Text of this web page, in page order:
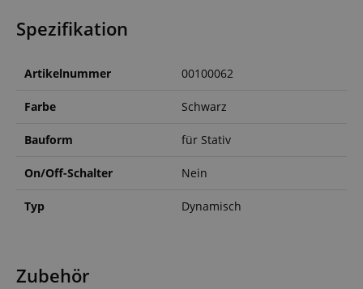
Spezifikation
Artikelnummer 00100062
Farbe Schwarz
Bauform für Stativ
On/Off-Schalter Nein
Typ Dynamisch
Zubehör